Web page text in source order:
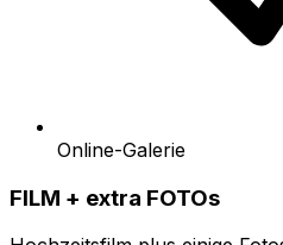
Online-Galerie
FILM + extra FOTOs